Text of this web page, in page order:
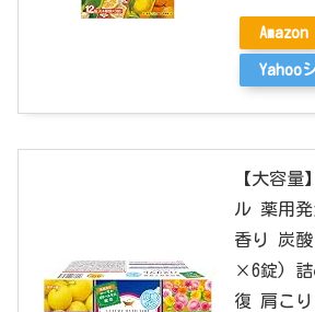
Amazon
Yahoo
【大容量
ル 薬用
香り 炭
×6錠) 詰
復 肩こ